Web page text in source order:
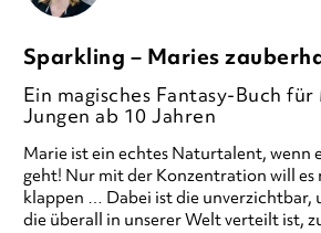
Sparkling – Maries
Ein magisches Fantasy-Buch
Jungen ab 10 Jahren
Marie ist ein echtes Naturtalent, wenn
geht! Nur mit der Konzentration will es
klappen … Dabei ist die unverzichtbar,
die überall in unserer Welt verteilt ist,